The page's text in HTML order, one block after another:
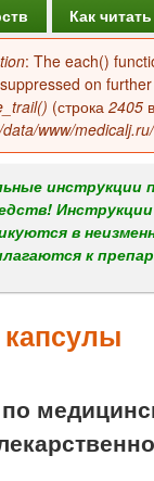
Как
: The each()
on
(строка 2405
www/
инструкции
в
к